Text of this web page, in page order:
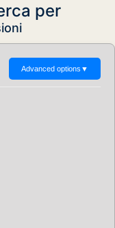
per
Advanced options ▼